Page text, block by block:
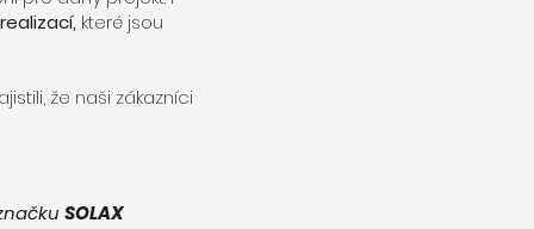
které jsou
že naši zákazníci
SOLAX